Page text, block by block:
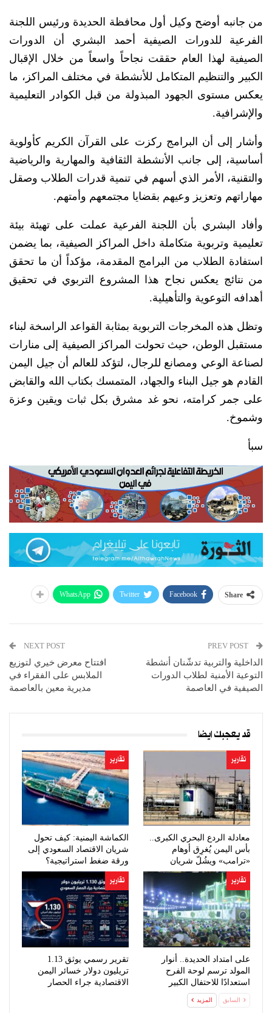
من جانبه أوضح وكيل أول محافظة الحديدة ورئيس اللجنة
الفرعية للدورات الصيفية أحمد البشري أن الدورات
الصيفية لهذا العام حققت نجاحاً واسعاً من خلال الإقبال
الكبير والتنظيم المتكامل للأنشطة في مختلف المراكز، ما
يعكس مستوى الجهود المبذولة من قبل الكوادر التعليمية
والإشرافية.
وأشار إلى أن البرامج ركزت على القرآن الكريم كأولوية
أساسية، إلى جانب الأنشطة الثقافية والمهارية والرياضية
والتقنية، الأمر الذي أسهم في تنمية قدرات الطلاب وصقل
مهاراتهم وتعزيز وعيهم بقضايا مجتمعهم وأمتهم.
وأفاد البشري بأن اللجنة الفرعية عملت على تهيئة بيئة
تعليمية وتربوية متكاملة داخل المراكز الصيفية، بما يضمن
استفادة الطلاب من البرامج المقدمة، مؤكداً أن ما تحقق
من نتائج يعكس نجاح هذا المشروع التربوي في تحقيق
أهدافه التوعوية والتأهيلية.
وتظل هذه المخرجات التربوية بمثابة القواعد الراسخة لبناء
مستقبل الوطن، حيث تحولت المراكز الصيفية إلى منارات
لصناعة الوعي ومصانع للرجال، لتؤكد للعالم أن جيل اليمن
القادم هو جيل البناء والجهاد، المتمسك بكتاب الله والقابض
على جمر كرامته، نحو غد مشرق بكل ثبات ويقين وعزة
وشموخ.
سبأ
Share
Facebook
Twitter
WhatsApp
الداخلية والتربية تدشّنان أنشطة
التوعية الأمنية لطلاب الدورات
الصيفية في العاصمة
NEXT POST
افتتاح معرض خيري لتوزيع
الملابس على الفقراء في
مديرية معين بالعاصمة
قد يعجبك ايضا
تقارير
معادلة الردع البحري الكبرى..
بأس اليمن يُغرِق أوهام
«ترامب» ويشُلّ شريان
النفط…
تقارير
الكماشة اليمنية: كيف تحول
شريان الاقتصاد السعودي إلى
ورقة ضغط استراتيجية؟
تقارير
على امتداد الحديدة.. أنوار
المولد ترسم لوحة الفرح
استعدادًا للاحتفال الكبير
تقارير
تقرير رسمي يوثق 1.13
تريليون دولار خسائر اليمن
الاقتصادية جراء الحصار
السابق المزيد